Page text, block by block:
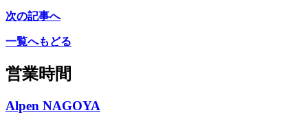
次の記事へ
一覧へもどる
営業時間
Alpen NAGOYA